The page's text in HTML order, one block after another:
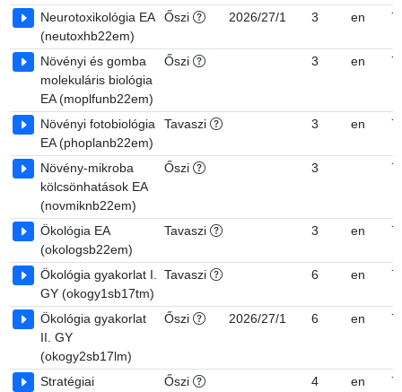
Neurotoxikológia EA
(neutoxhb22em)
Őszi 2026/27/1 3 en 7
Növényi és gomba
molekuláris biológia
EA (moplfunb22em)
Őszi 3 en 7
Növényi fotobiológia
EA (phoplanb22em)
Tavaszi 3 en 7
Növény-mikroba
kölcsönhatások EA
(novmiknb22em)
Őszi 3 7
Ökológia EA
(okologsb22em)
Tavaszi 3 en 7
Ökológia gyakorlat I.
GY (okogy1sb17tm)
Tavaszi 6 en 7
Ökológia gyakorlat
II. GY
(okogy2sb17lm)
Őszi 2026/27/1 6 en 7
Stratégiai
Őszi 4 en 7